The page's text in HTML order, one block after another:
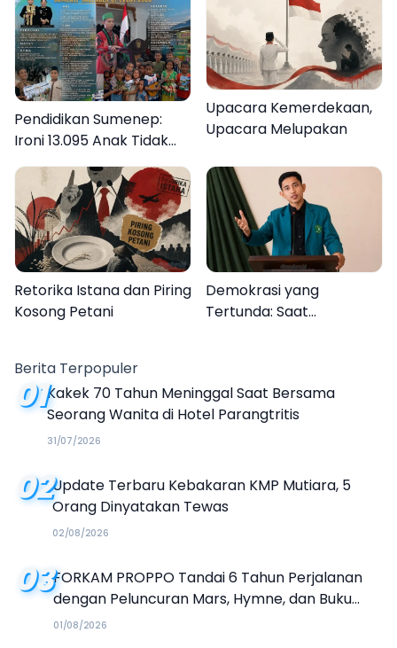
Pendidikan Sumenep:
Ironi 13.095 Anak Tidak
Sekolah Menyaksikan
Semarak Festival
Kalender Event 2026
Upacara Kemerdekaan,
Upacara Melupakan
Retorika Istana dan Piring
Kosong Petani
Demokrasi yang
Tertunda: Saat
Berita Terpopuler
01Kakek 70 Tahun Meninggal Saat Bersama
Seorang Wanita di Hotel Parangtritis
31/07/2026
02Update Terbaru Kebakaran KMP Mutiara, 5
Orang Dinyatakan Tewas
02/08/2026
03FORKAM PROPPO Tandai 6 Tahun Perjalanan
dengan Peluncuran Mars, Hymne, dan Buku
Organisasi
01/08/2026